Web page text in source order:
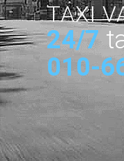
TAXI
24/7
010-